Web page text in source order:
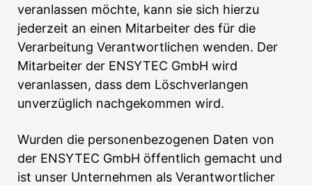
veranlassen möchte, kann sie sich hierzu
jederzeit an einen Mitarbeiter des für die
Verarbeitung Verantwortlichen wenden. Der
Mitarbeiter der ENSYTEC GmbH wird
veranlassen, dass dem Löschverlangen
unverzüglich nachgekommen wird.
Wurden die personenbezogenen Daten von
der ENSYTEC GmbH öffentlich gemacht und
ist unser Unternehmen als Verantwortlicher